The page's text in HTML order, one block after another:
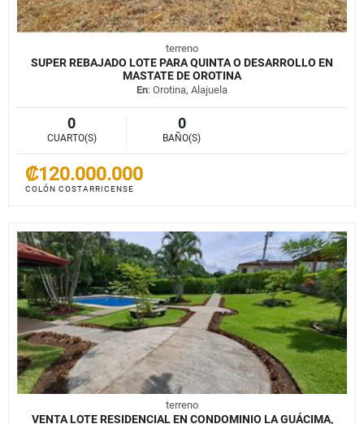
terreno
SUPER REBAJADO LOTE PARA QUINTA O DESARROLLO EN
MASTATE DE OROTINA
En: Orotina, Alajuela
0
CUARTO(S)
0
BAÑO(S)
₡120.000.000
COLÓN COSTARRICENSE
terreno
VENTA LOTE RESIDENCIAL EN CONDOMINIO LA GUÁCIMA,